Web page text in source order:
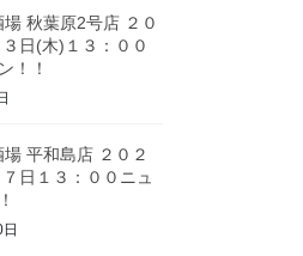
秋葉原2号店 ２０
日(木)１３：００
！！
平和島店 ２０２
日１３：００ニュ